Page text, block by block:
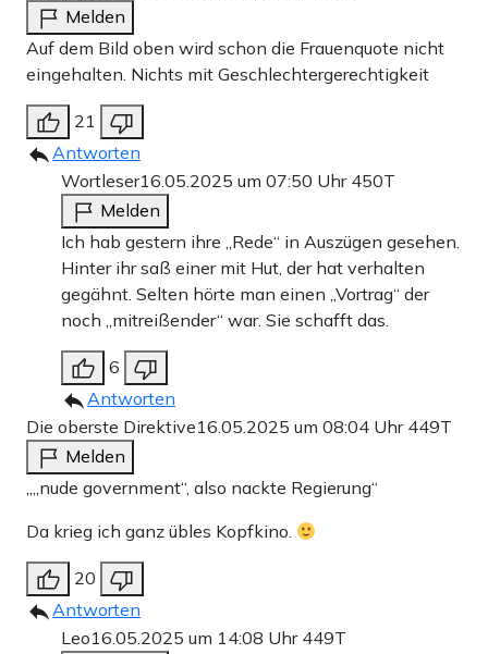
Melden
Auf dem Bild oben wird schon die Frauenquote nicht
eingehalten. Nichts mit Geschlechtergerechtigkeit
21
Antworten
Wortleser16.05.2025 um 07:50 Uhr 450T
Melden
Ich hab gestern ihre „Rede“ in Auszügen gesehen.
Hinter ihr saß einer mit Hut, der hat verhalten
gegähnt. Selten hörte man einen „Vortrag“ der
noch „mitreißender“ war. Sie schafft das.
6
Antworten
Die oberste Direktive16.05.2025 um 08:04 Uhr 449T
Melden
„„nude government“, also nackte Regierung“
Da krieg ich ganz übles Kopfkino.
20
Antworten
Leo16.05.2025 um 14:08 Uhr 449T